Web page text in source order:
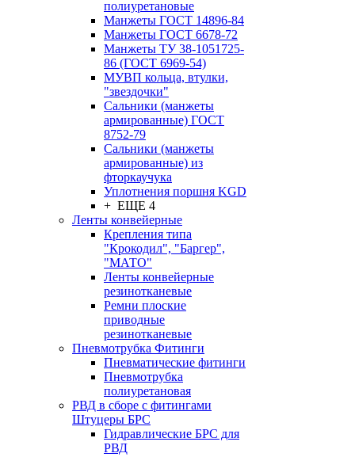
полиуретановые
Манжеты ГОСТ 14896-84
Манжеты ГОСТ 6678-72
Манжеты ТУ 38-1051725-
86 (ГОСТ 6969-54)
МУВП кольца, втулки,
"звездочки"
Сальники (манжеты
армированные) ГОСТ
8752-79
Сальники (манжеты
армированные) из
фторкаучука
Уплотнения поршня KGD
+ ЕЩЕ 4
Ленты конвейерные
Крепления типа
"Крокодил", "Баргер",
"МАТО"
Ленты конвейерные
резинотканевые
Ремни плоские
приводные
резинотканевые
Пневмотрубка Фитинги
Пневматические фитинги
Пневмотрубка
полиуретановая
РВД в сборе с фитингами
Штуцеры БРС
Гидравлические БРС для
РВД